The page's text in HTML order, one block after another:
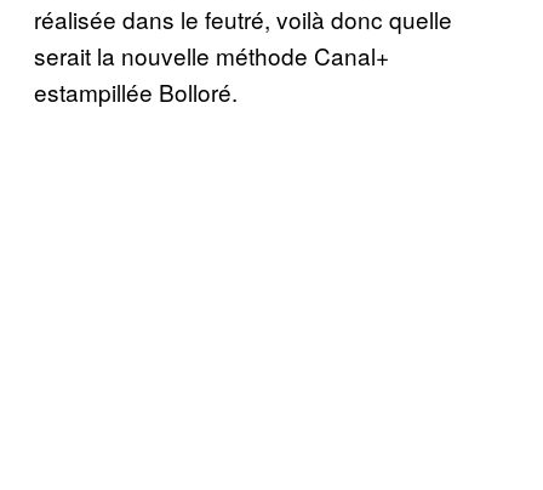
réalisée dans le feutré, voilà donc quelle
serait la nouvelle méthode Canal+
estampillée Bolloré.